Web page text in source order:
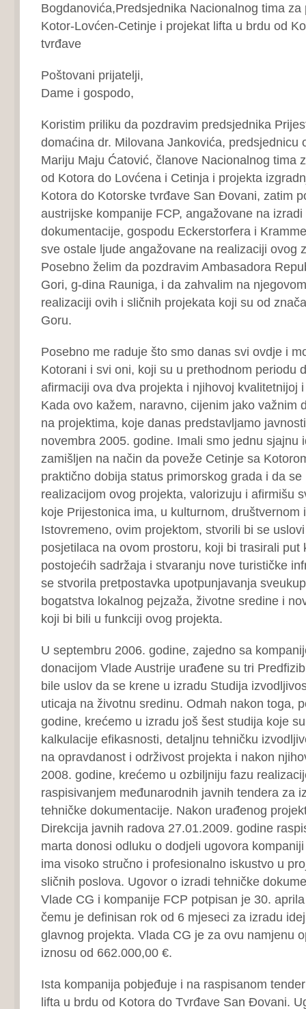
Bogdanovića,Predsjednika Nacionalnog tima za
Kotor-Lovćen-Cetinje i projekat lifta u brdu od
tvrđave
Poštovani prijatelji,
Dame i gospodo,
Koristim priliku da pozdravim predsjednika
domaćina dr. Milovana Jankovića, predsjednicu
Mariju Maju Ćatović, članove Nacionalnog tima
od Kotora do Lovćena i Cetinja i projekta
Kotora do Kotorske tvrđave San Đovani, zatim
austrijske kompanije FCP, angažovane na
dokumentacije, gospodu Eckerstorfera i
sve ostale ljude angažovane na realizaciji ovog
Posebno želim da pozdravim Ambasadora
Gori, g-dina Rauniga, i da zahvalim na
realizaciji ovih i sličnih projekata koji su od
Goru.
Posebno me raduje što smo danas svi ovdje i
Kotorani i svi oni, koji su u prethodnom periodu
afirmaciji ova dva projekta i njihovoj kvalitetnijoj
Kada ovo kažem, naravno, cijenim jako važnim
na projektima, koje danas predstavljamo
novembra 2005. godine. Imali smo jednu sjajnu
zamišljen na način da poveže Cetinje sa
praktično dobija status primorskog grada i da se
realizacijom ovog projekta, valorizuju i afirmišu
koje Prijestonica ima, u kulturnom, društvernom
Istovremeno, ovim projektom, stvorili bi se
posjetilaca na ovom prostoru, koji bi trasirali put
postojećih sadržaja i stvaranju nove turističke
se stvorila pretpostavka upotpunjavanja
bogatstva lokalnog pejzaža, životne sredine i
koji bi bili u funkciji ovog projekta.
U septembru 2006. godine, zajedno sa
donacijom Vlade Austrije urađene su tri
bile uslov da se krene u izradu Studija
uticaja na životnu sredinu. Odmah nakon toga,
godine, krećemo u izradu još šest studija koje
kalkulacije efikasnosti, detaljnu tehničku
na opravdanost i održivost projekta i nakon
2008. godine, krećemo u ozbiljniju fazu
raspisivanjem međunarodnih javnih tendera za
tehničke dokumentacije. Nakon urađenog
Direkcija javnih radova 27.01.2009. godine
marta donosi odluku o dodjeli ugovora
ima visoko stručno i profesionalno iskustvo u
sličnih poslova. Ugovor o izradi tehničke
Vlade CG i kompanije FCP potpisan je 30.
čemu je definisan rok od 6 mjeseci za izradu
glavnog projekta. Vlada CG je za ovu namjenu
iznosu od 662.000,00 €.
Ista kompanija pobjeđuje i na raspisanom
lifta u brdu od Kotora do Tvrđave San Đovani.